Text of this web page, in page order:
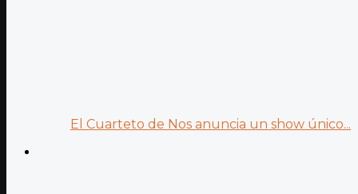
El Cuarteto de Nos anuncia un show único...